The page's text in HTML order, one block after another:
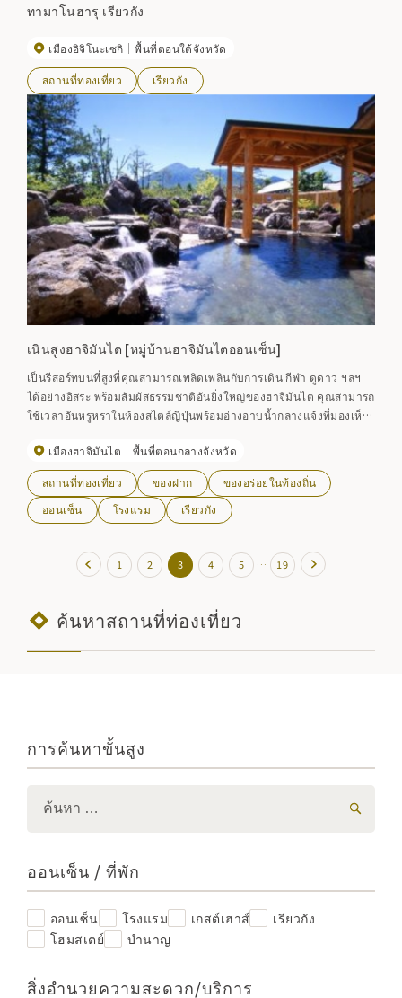
ทามาโนฮารุ เรียวกัง
เมืองอิจิโนะเซกิ พื้นที่ตอนใต้จังหวัด
สถานที่ท่องเที่ยว เรียวกัง
เนินสูงฮาจิมันไต [หมู่บ้านฮาจิมันไตออนเซ็น]
เป็นรีสอร์ทบนที่สูงที่คุณสามารถเพลิดเพลินกับการเดิน กีฬา ดูดาว ฯลฯ
ได้อย่างอิสระ พร้อมสัมผัสธรรมชาติอันยิ่งใหญ่ของฮาจิมันไต คุณสามารถ
ใช้เวลาอันหรูหราในห้องสไตล์ญี่ปุ่นพร้อมอ่างอาบน้ำกลางแจ้งที่มองเห็น
เมืองฮาจิมันไต
พื้นที่ตอนกลางจังหวัด
สถานที่ท่องเที่ยว ของฝาก
ของอร่อยในท้องถิ่น
ออนเซ็น
โรงแรม เรียวกัง
1 2 3 4 5 … 19
ค้นหาสถานที่ท่องเที่ยว
การค้นหาขั้นสูง
ออนเซ็น / ที่พัก
ออนเซ็น โรงแรม เกสต์เฮาส์
เรียวกัง
โฮมสเตย์
บำนาญ
สิ่งอำนวยความสะดวก/บริการ